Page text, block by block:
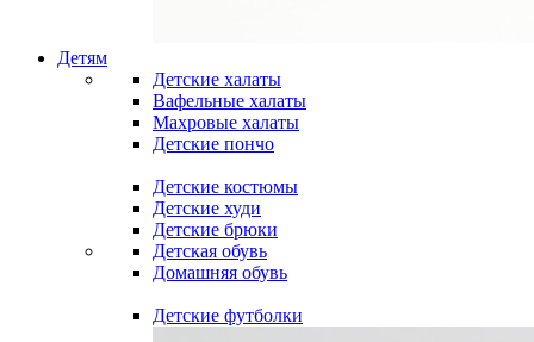
Детям
Детские халаты
Вафельные халаты
Махровые халаты
Детские пончо
Детские костюмы
Детские худи
Детские брюки
Детская обувь
Домашняя обувь
Детские футболки